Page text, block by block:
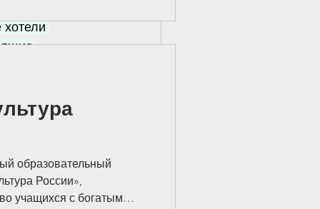
хотели
вы
встречи.
конце
такой атмосферы, в
себя принятым,
образовательный
России»,
учащихся с богатым